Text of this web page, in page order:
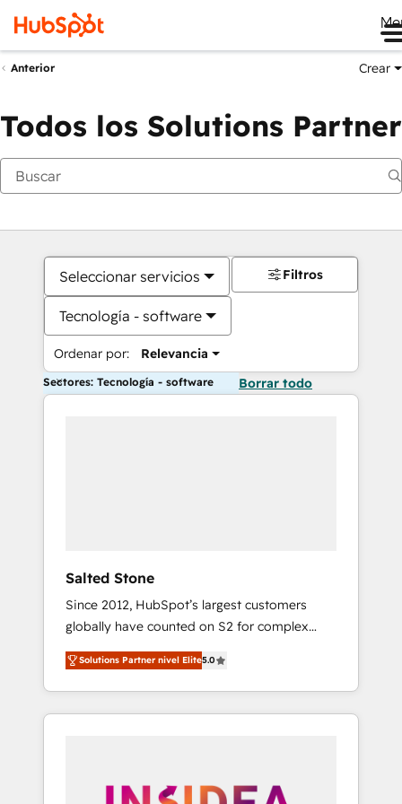
Anterior Crear
Todos los Solutions Partner
Seleccionar servicios
Tecnología - software
Ordenar por: Relevancia
Filtros
Sectores: Tecnología - software Borrar todo
Salted Stone
Since 2012, HubSpot’s largest customers
globally have counted on S2 for complex
migrations, change management, systems
integration, and creative solutions that
deliver measurable impact and transform
brand experiences As one of the few full-
globally regionalized HubSpot websites,
Solutions Partner nivel Elite5.0